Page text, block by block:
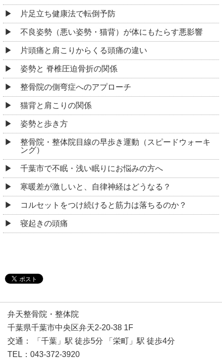
片足立ち健康法で転倒予防
不良姿勢（悪い姿勢・猫背）が体にもたらす悪影響
片頭痛と肩こりからくる頭痛の違い
姿勢と 脊椎圧迫骨折の関係
整骨院の側弯症へのアプローチ
猫背と肩こりの関係
姿勢と歩き方
整骨院・整体院目線の早歩き運動（スピードウォーキ
ング）
千葉市で不眠・浅い眠りにお悩みの方へ
寒暖差が激しいと、自律神経はどうなる？
コルセットをつけ続けると筋力は落ちるのか？
寝起きの頭痛
弁天整骨院・整体院
千葉県千葉市中央区弁天2-20-38 1F
交通： 「千葉」駅 徒歩5分 「栄町」駅 徒歩4分
TEL：043-372-3920